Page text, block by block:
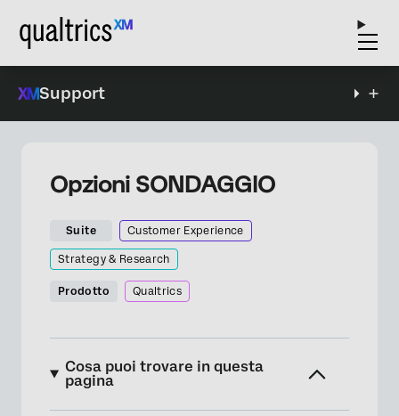
Support
Opzioni SONDAGGIO
Suite Customer Experience
Strategy & Research
Prodotto Qualtrics
Cosa puoi trovare in questa
pagina